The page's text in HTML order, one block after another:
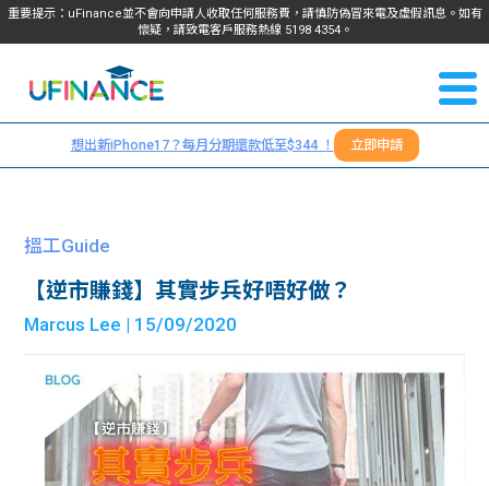
重要提示：uFinance並不會向申請人收取任何服務費，請慎防偽冒來電及虛假訊息。如有
懷疑，請致電客戶服務熱線 5198 4354。
我們
服務
貸款
貸款
資訊
Blog
常見
們
＋
想出新iPhone17？每月分期還款低至$344 ！ 立即申請
搵工Guide
【逆市賺錢】其實步兵好唔好做？
Marcus Lee | 15/09/2020